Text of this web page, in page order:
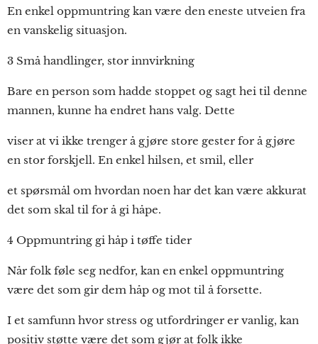
En enkel oppmuntring kan være den eneste utveien fra
en vanskelig situasjon.
3 Små handlinger, stor innvirkning
Bare en person som hadde stoppet og sagt hei til denne
mannen, kunne ha endret hans valg. Dette
viser at vi ikke trenger å gjøre store gester for å gjøre
en stor forskjell. En enkel hilsen, et smil, eller
et spørsmål om hvordan noen har det kan være akkurat
det som skal til for å gi håpe.
4 Oppmuntring gi håp i tøffe tider
Når folk føle seg nedfor, kan en enkel oppmuntring
være det som gir dem håp og mot til å forsette.
I et samfunn hvor stress og utfordringer er vanlig, kan
positiv støtte være det som gjør at folk ikke